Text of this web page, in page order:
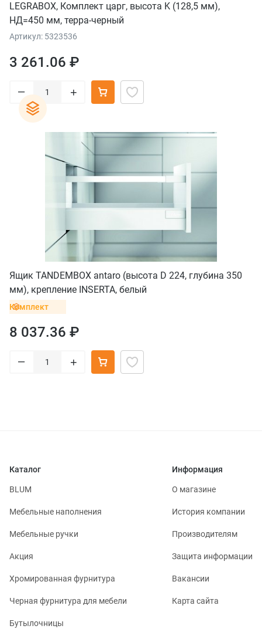
LEGRABOX, Комплект царг, высота K (128,5 мм),
НД=450 мм, терра-черный
Артикул: 5323536
3 261.06 ₽
– +
Ящик TANDEMBOX antaro (высота D 224, глубина 350
мм), крепление INSERTA, белый
Комплект
8 037.36 ₽
– +
Каталог
BLUM
Мебельные наполнения
Мебельные ручки
Акция
Хромированная фурнитура
Черная фурнитура для мебели
Бутылочницы
Информация
О магазине
История компании
Производителям
Защита информации
Вакансии
Карта сайта